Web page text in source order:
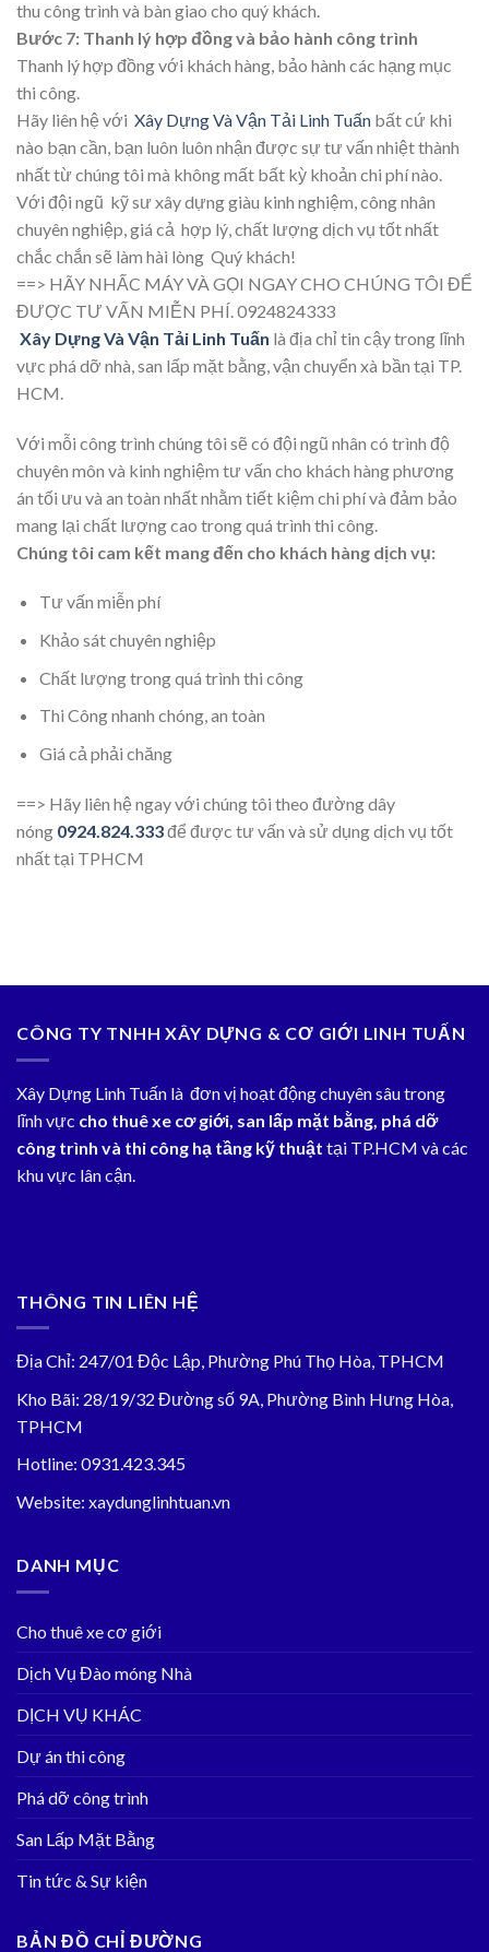
thu công trình và bàn giao cho quý khách.
Bước 7: Thanh lý hợp đồng và bảo hành công trình
Thanh lý hợp đồng với khách hàng, bảo hành các hạng mục
thi công.
Hãy liên hệ với Xây Dựng Và Vận Tải Linh Tuấn bất cứ khi
nào bạn cần, bạn luôn luôn nhận được sự tư vấn nhiệt thành
nhất từ chúng tôi mà không mất bất kỳ khoản chi phí nào.
Với đội ngũ kỹ sư xây dựng giàu kinh nghiệm, công nhân
chuyên nghiệp, giá cả hợp lý, chất lượng dịch vụ tốt nhất
chắc chắn sẽ làm hài lòng Quý khách!
==> HÃY NHẤC MÁY VÀ GỌI NGAY CHO CHÚNG TÔI ĐỂ
ĐƯỢC TƯ VẤN MIỄN PHÍ. 0924824333
Xây Dựng Và Vận Tải Linh Tuấn là địa chỉ tin cậy trong lĩnh
vực phá dỡ nhà, san lấp mặt bằng, vận chuyển xà bần tại TP.
HCM.
Với mỗi công trình chúng tôi sẽ có đội ngũ nhân có trình độ
chuyên môn và kinh nghiệm tư vấn cho khách hàng phương
án tối ưu và an toàn nhất nhằm tiết kiệm chi phí và đảm bảo
mang lại chất lượng cao trong quá trình thi công.
Chúng tôi cam kết mang đến cho khách hàng dịch vụ:
Tư vấn miễn phí
Khảo sát chuyên nghiệp
Chất lượng trong quá trình thi công
Thi Công nhanh chóng, an toàn
Giá cả phải chăng
==> Hãy liên hệ ngay với chúng tôi theo đường dây
nóng 0924.824.333để được tư vấn và sử dụng dịch vụ tốt
nhất tại TPHCM
CÔNG TY TNHH XÂY DỰNG & CƠ GIỚI LINH TUẤN
Xây Dựng Linh Tuấn là đơn vị hoạt động chuyên sâu trong
lĩnh vực cho thuê xe cơ giới, san lấp mặt bằng, phá dỡ
công trình và thi công hạ tầng kỹ thuật tại TP.HCM và các
khu vực lân cận.
THÔNG TIN LIÊN HỆ
Địa Chỉ: 247/01 Độc Lập, Phường Phú Thọ Hòa, TPHCM
Kho Bãi: 28/19/32 Đường số 9A, Phường Bình Hưng Hòa,
TPHCM
Hotline: 0931.423.345
Website: xaydunglinhtuan.vn
DANH MỤC
Cho thuê xe cơ giới
Dịch Vụ Đào móng Nhà
DỊCH VỤ KHÁC
Dự án thi công
Phá dỡ công trình
San Lấp Mặt Bằng
Tin tức & Sự kiện
BẢN ĐỒ CHỈ ĐƯỜNG